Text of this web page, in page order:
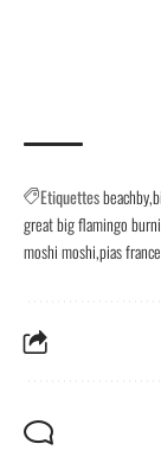
Etiquettesbeachby
great big flamingo
moshi moshipias france